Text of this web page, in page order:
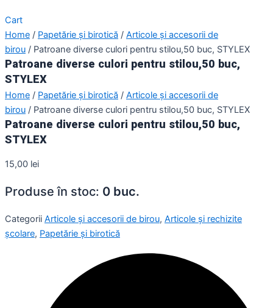
Cart
Home / Papetărie și birotică / Articole și accesorii de
birou / Patroane diverse culori pentru stilou,50 buc, STYLEX
Patroane diverse culori pentru stilou,50 buc,
STYLEX
Home / Papetărie și birotică / Articole și accesorii de
birou / Patroane diverse culori pentru stilou,50 buc, STYLEX
Patroane diverse culori pentru stilou,50 buc,
STYLEX
15,00 lei
Produse în stoc: 0 buc.
Categorii Articole și accesorii de birou, Articole și rechizite
școlare, Papetărie și birotică